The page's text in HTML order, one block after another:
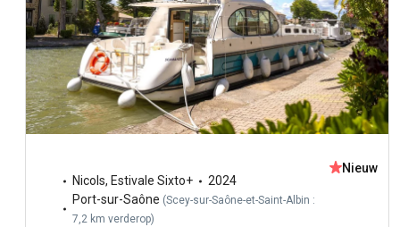
Nicols, Estivale Sixto+
2024
Port-sur-Saône (Scey-sur-Saône-et-Saint-Albin :
7,2 km verderop)
Nieuw